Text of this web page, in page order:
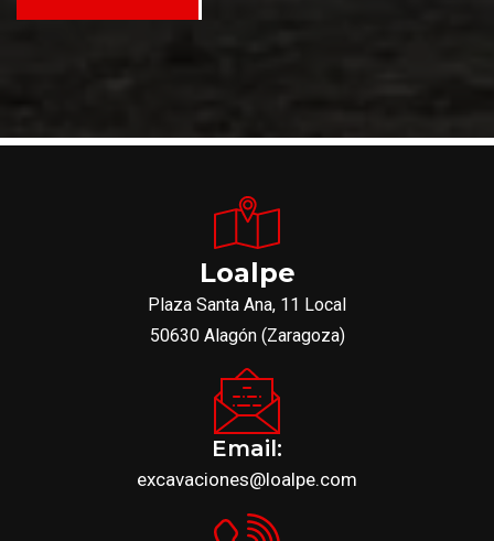
Loalpe
Plaza Santa Ana, 11 Local
50630 Alagón (Zaragoza)
Email:
excavaciones@loalpe.com